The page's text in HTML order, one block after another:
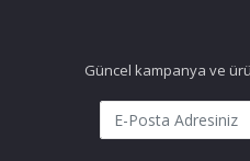
Güncel kampanya ve